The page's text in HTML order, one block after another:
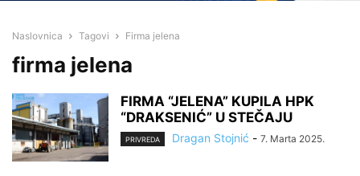
Naslovnica Tagovi Firma jelena
firma jelena
FIRMA “JELENA” KUPILA HPK
“DRAKSENIĆ” U STEČAJU
PRIVREDA Dragan Stojnić - 7. Marta 2025.